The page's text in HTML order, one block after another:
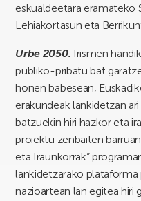
eskualdeetara eramateko
Lehiakortasun eta
Urbe 2050. Irismen
publiko-pribatu bat
honen babesean,
erakundeak lankidetzan
batzuekin hiri hazkor eta
proiektu zenbaiten
eta Iraunkorrak”
lankidetzarako
nazioartean lan egitea hiri